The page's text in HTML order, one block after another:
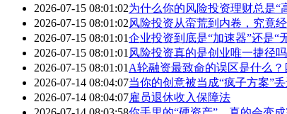
2026-07-15 08:01:02为什么你的风险投资理财总是
2026-07-15 08:01:02风险投资从蛮荒到内卷，究竟
2026-07-15 08:01:01企业投资到底是“加速器”还是“
2026-07-15 08:01:01 风险投资真的是创业唯一捷径
2026-07-15 08:01:01 A轮融资最致命的误区是什么
2026-07-14 08:04:07当你的创意被当成“疯子方案”
2026-07-14 08:04:07雇员退休收入保障法